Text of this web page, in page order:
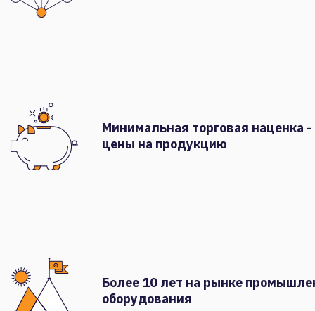
Минимальная торговая наценка
цены на продукцию
Более 10 лет на рынке
оборудования